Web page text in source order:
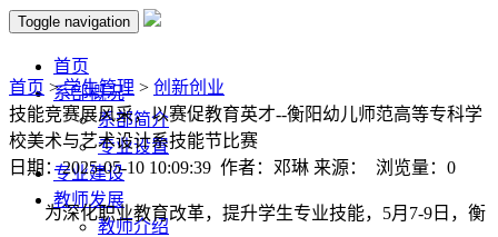
Toggle navigation
首页
系部概况
系部简介
专业设置
专业建设
教师发展
教师介绍
首页 >学生管理 > 创新创业
技能竞赛展风采，以赛促教育英才-​-衡阳幼儿师范高等专科学
校美术与艺术设计系技能节比赛
日期：2025-05-10 10:09:39 作者：邓琳 来源： 浏览量： 0
为深化职业教育改革，提升学生专业技能， 5月7-9日 ，衡